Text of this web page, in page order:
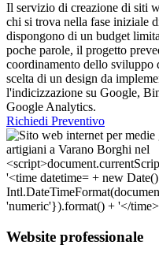
Il servizio di creazione di siti
chi si trova nella fase iniziale
dispongono di un budget
poche parole, il progetto
coordinamento dello sviluppo
scelta di un design da
l'indicizzazione su Google,
Google Analytics.
Richiedi Preventivo
Website professionale